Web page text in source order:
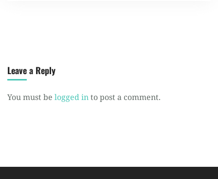
Leave a Reply
You must be logged into post a comment.